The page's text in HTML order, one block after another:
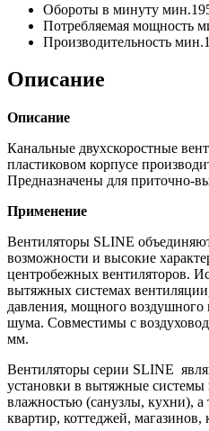
Обороты в минуту
Потребляемая мощность
Производительность
Описание
Описание
Канальные двухскоростные
пластиковом корпусе
Предназначены для приточно-
Применение
Вентиляторы SLINE
возможности и высокие
центробежных вентиляторов.
вытяжных системах
давления, мощного воздушного
шума. Совместимы с
мм.
Вентиляторы серии SLINE
установки в вытяжные
влажностью (санузлы, кухни), а
квартир, коттеджей, магазинов,